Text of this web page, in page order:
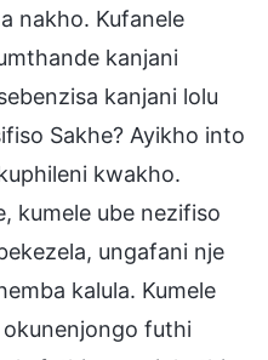
nakho. Kufanele
kanjani
kanjani lolu
Sakhe? Ayikho into
kwakho.
kumele ube nezifiso
ungafani nje
kalula. Kumele
futhi